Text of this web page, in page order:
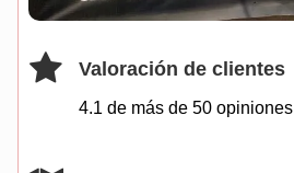
Valoración de clientes
4.1 de más de 50 opiniones